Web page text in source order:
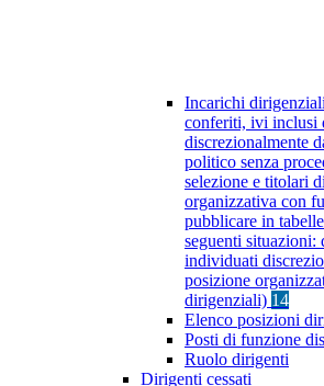
Incarichi
conferiti, ivi inclusi
discrezionalmente
politico senza
selezione e titolari
organizzativa con
pubblicare in
seguenti
individuati
posizione
dirigenziali) 14
Elenco posizioni
Posti di funzione
Ruolo dirigenti
Dirigenti cessati